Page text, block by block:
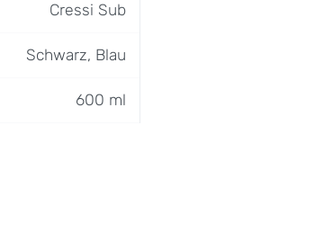
Cressi Sub
Schwarz, Blau
600 ml